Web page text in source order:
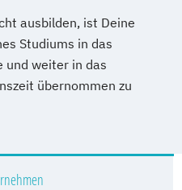
ausbilden, ist Deine
Studiums in das
und weiter in das
übernommen zu